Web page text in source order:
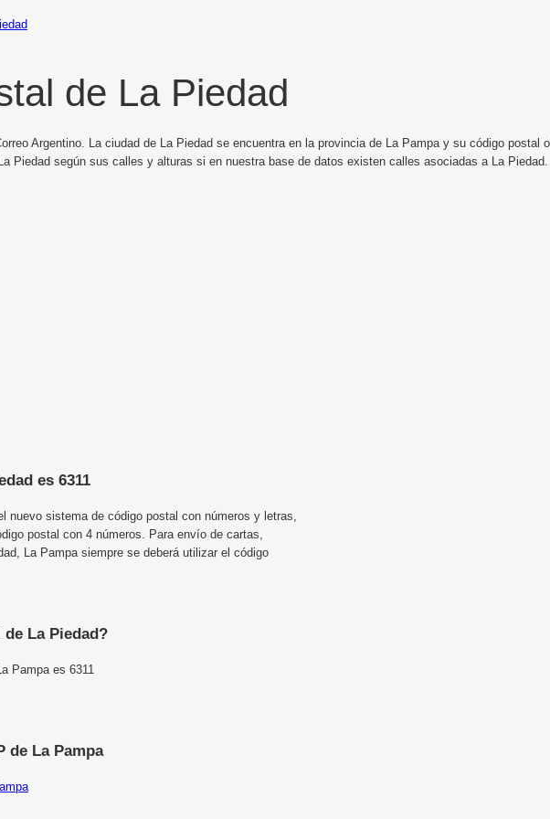
de La Piedad
Argentino. La ciudad de La Piedad se encuentra en la provincia de La Pampa y su código postal
Piedad según sus calles y alturas si en nuestra base de datos existen calles asociadas a La Piedad.
es 6311
nuevo sistema de código postal con números y letras,
postal con 4 números. Para envío de cartas,
La Pampa siempre se deberá utilizar el código
La Piedad?
Pampa es 6311
de La Pampa